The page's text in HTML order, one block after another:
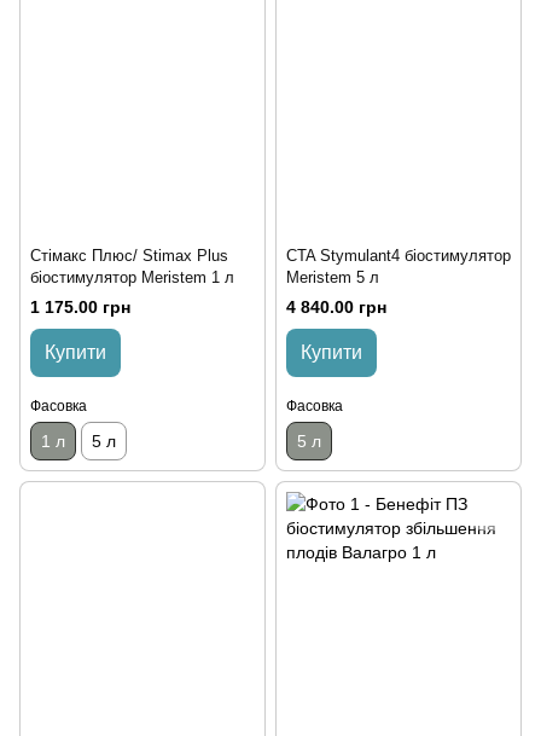
Стімакс Плюс/ Stimax Plus
біостимулятор Meristem 1 л
1 175.00 грн
Купити
Фасовка
1 л 5 л
CTA Stymulant4 біостимулятор
Meristem 5 л
4 840.00 грн
Купити
Фасовка
5 л